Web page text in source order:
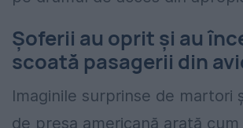
Șoferii au oprit și au
scoată pasagerii din
Imaginile surprinse de martori
de presa americană arată